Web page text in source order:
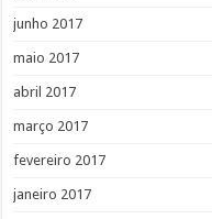
junho 2017
maio 2017
abril 2017
março 2017
fevereiro 2017
janeiro 2017